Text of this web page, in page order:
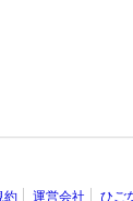
約 運営会社 ひご